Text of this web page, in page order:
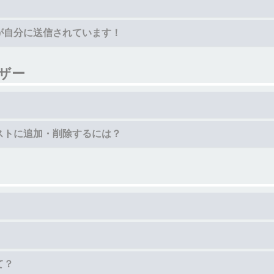
分に送信されています！
ー
に追加・削除するには？
？